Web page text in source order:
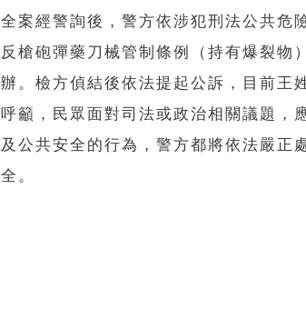
全案經警詢後，警方依涉犯刑法公共危
反槍砲彈藥刀械管制條例（持有爆裂物
辦。檢方偵結後依法提起公訴，目前王
呼籲，民眾面對司法或政治相關議題，
及公共安全的行為，警方都將依法嚴正
全。